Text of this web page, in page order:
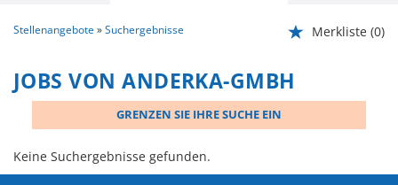
Stellenangebote Suchergebnisse Merkliste (0)
JOBS VON ANDERKA-GMBH
GRENZEN SIE IHRE SUCHE EIN
Keine Suchergebnisse gefunden.